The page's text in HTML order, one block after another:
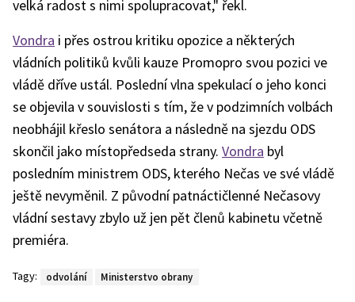
velká radost s nimi spolupracovat," řekl.
Vondra i přes ostrou kritiku opozice a některých
vládních politiků kvůli kauze Promopro svou pozici ve
vládě dříve ustál. Poslední vlna spekulací o jeho konci
se objevila v souvislosti s tím, že v podzimních volbách
neobhájil křeslo senátora a následně na sjezdu ODS
skončil jako místopředseda strany. Vondra byl
posledním ministrem ODS, kterého Nečas ve své vládě
ještě nevyměnil. Z původní patnáctičlenné Nečasovy
vládní sestavy zbylo už jen pět členů kabinetu včetně
premiéra.
Tagy: odvolání Ministerstvo obrany